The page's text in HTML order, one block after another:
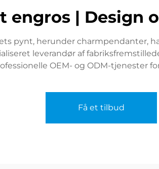
engros |
pynt, herunder charmpendanter,
leverandør af
OEM- og ODM-tjenester
Få et tilbud